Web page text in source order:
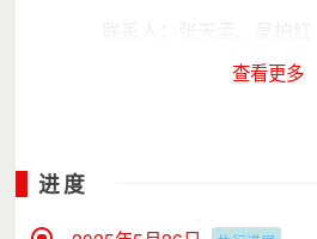
联系电话：0774-6022208
联系地址：梧州市长洲区迎
查看更多
进度